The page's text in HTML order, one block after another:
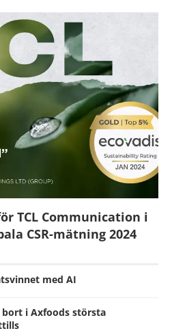
TCL Communication i
CSR-mätning 2024
med AI
bort i Axfoods största